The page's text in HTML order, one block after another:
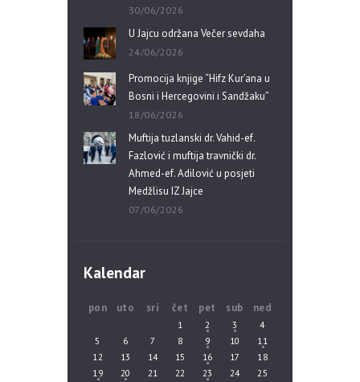
30/06/2026
U Jajcu održana Večer sevdaha
24/06/2026
Promocija knjige “Hifz Kur’ana u
Bosni i Hercegovini i Sandžaku”
18/06/2026
Muftija tuzlanski dr. Vahid-ef.
Fazlović i muftija travnički dr.
Ahmed-ef. Adilović u posjeti
Medžlisu IZ Jajce
07/06/2026
Kalendar
pon uto sri čet pet sub ned
1 2 3
4
5
6 7 8 9 10
11
12
13 14 15 16 17
18
19
20 21 22 23 24
25